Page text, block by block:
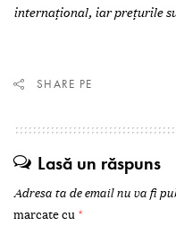
internaţional, iar preţurile
SHARE PE
Lasă un răspuns
Adresa ta de email nu va fi
marcate cu *